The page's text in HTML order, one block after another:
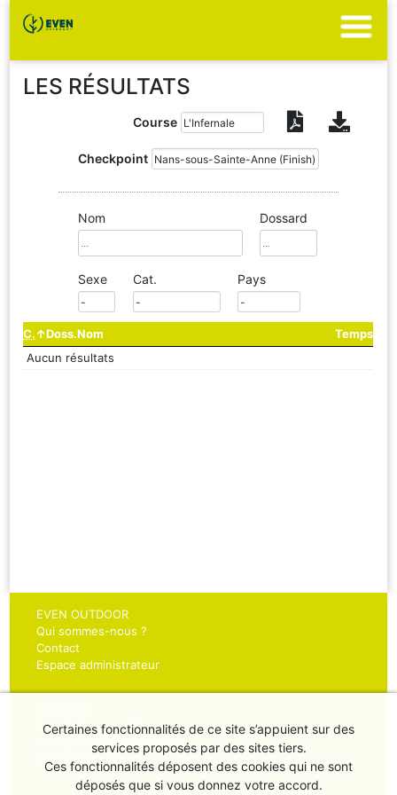
LES RÉSULTATS
Course
Checkpoint
Nom Dossard
Sexe Cat. Pays
C. Doss.Nom
Temps
Aucun résultats
EVEN OUTDOOR
Qui sommes-nous ?
Contact
Espace administrateur
Inscriptions sportifs
Inscriptions organisateurs
Chronométrage
Certaines fonctionnalités de ce site s’appuient sur des
services proposés par des sites tiers.
Ces fonctionnalités déposent des cookies qui ne sont
déposés que si vous donnez votre accord.